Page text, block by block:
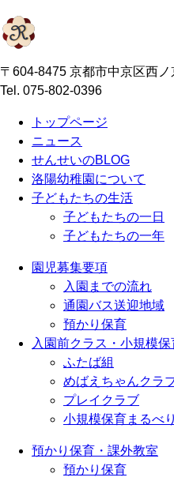
〒604-8475 京都市中京区西
Tel. 075-802-0396
トップページ
ニュース
せんせいのBLOG
洛陽幼稚園について
子どもたちの生活
子どもたちの一日
子どもたちの一年
園児募集要項
入園までの流れ
通園バス送迎地域
預かり保育
入園前クラス・小規模保
ふたば組
めばえちゃんクラ
プレイクラブ
小規模保育まるべり
預かり保育・課外教室
預かり保育